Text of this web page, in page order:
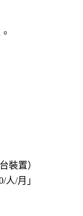
裝置）
人/月 」